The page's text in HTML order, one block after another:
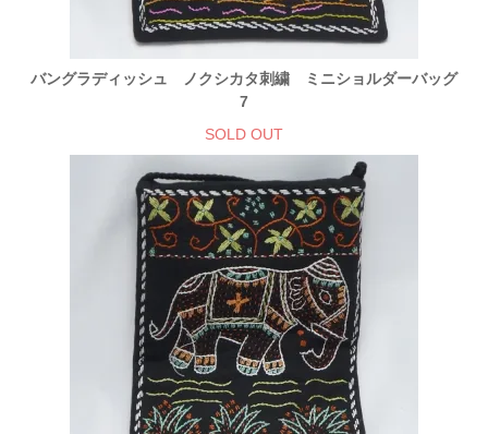
バングラディッシュ ノクシカタ刺繍 ミニショルダーバッグ
7
SOLD OUT